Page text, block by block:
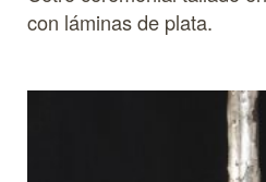
con láminas de plata.